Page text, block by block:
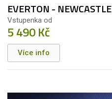
EVERTON - NEWCASTLE
Vstupenka od
5 490 Kč
Více info